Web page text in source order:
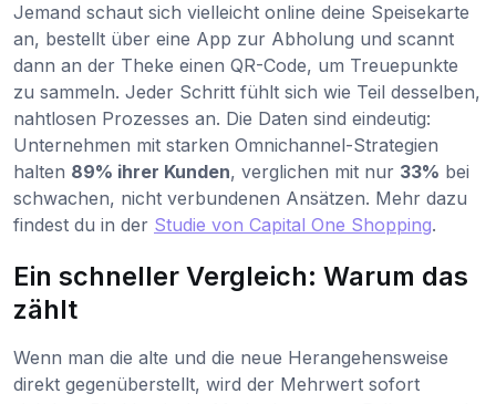
Jemand schaut sich vielleicht online deine Speisekarte
an, bestellt über eine App zur Abholung und scannt
dann an der Theke einen QR-Code, um Treuepunkte
zu sammeln. Jeder Schritt fühlt sich wie Teil desselben,
nahtlosen Prozesses an. Die Daten sind eindeutig:
Unternehmen mit starken Omnichannel-Strategien
halten 89% ihrer Kunden, verglichen mit nur 33% bei
schwachen, nicht verbundenen Ansätzen. Mehr dazu
findest du in der Studie von Capital One Shopping.
Ein schneller Vergleich: Warum das
zählt
Wenn man die alte und die neue Herangehensweise
direkt gegenüberstellt, wird der Mehrwert sofort